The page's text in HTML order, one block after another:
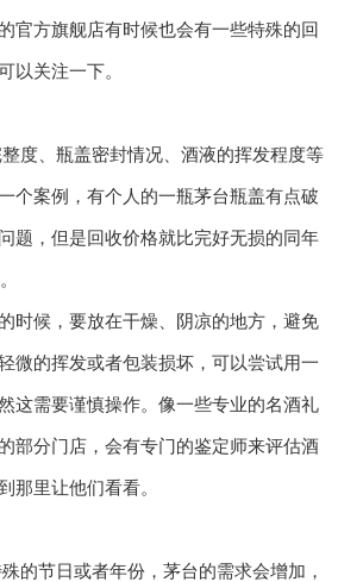
官方旗舰店有时候也会有一些特殊的回
以关注一下。
度、瓶盖密封情况、酒液的挥发程度等
个案例，有个人的一瓶茅台瓶盖有点破
题，但是回收价格就比完好无损的同年
时候，要放在干燥、阴凉的地方，避免
微的挥发或者包装损坏，可以尝试用一
这需要谨慎操作。像一些专业的名酒礼
部分门店，会有专门的鉴定师来评估酒
那里让他们看看。
的节日或者年份，茅台的需求会增加，